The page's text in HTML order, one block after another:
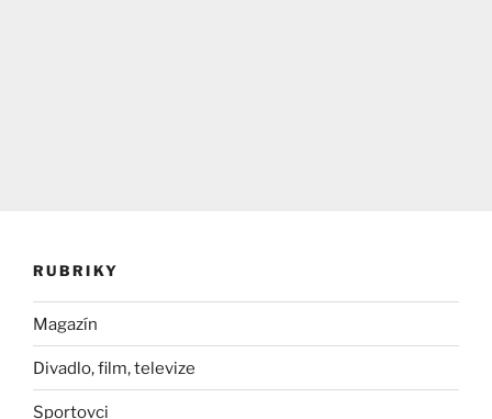
RUBRIKY
Magazín
Divadlo, film, televize
Sportovci